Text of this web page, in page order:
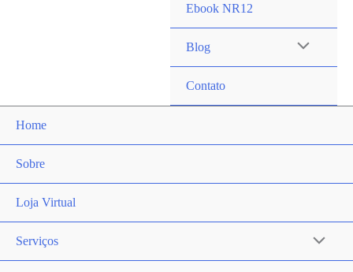
Ebook NR12
Blog Alternar
Contato
Home
Sobre
Loja Virtual
Serviços Alternar